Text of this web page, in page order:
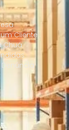
Cliente
Chuá